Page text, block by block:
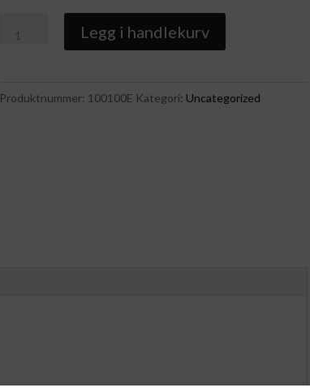
Legg i handlekurv
Produktnummer: 100100E Kategori: Uncategorized